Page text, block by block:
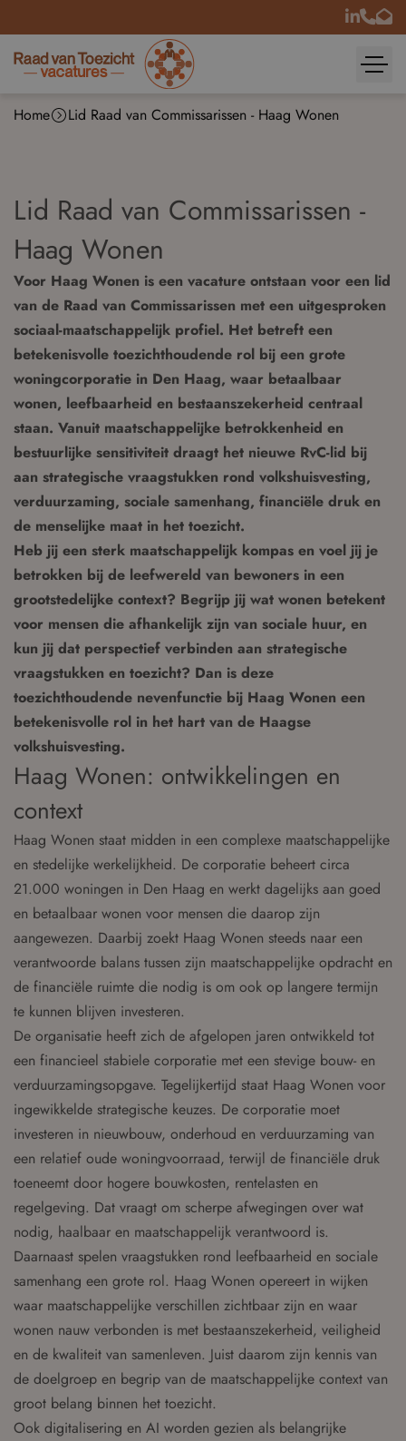
Home Lid Raad van Commissarissen - Haag Wonen
Lid Raad van Commissarissen -
Haag Wonen
Voor Haag Wonen is een vacature ontstaan voor een lid
van de Raad van Commissarissen met een uitgesproken
sociaal-maatschappelijk profiel. Het betreft een
betekenisvolle toezichthoudende rol bij een grote
woningcorporatie in Den Haag, waar betaalbaar
wonen, leefbaarheid en bestaanszekerheid centraal
staan. Vanuit maatschappelijke betrokkenheid en
bestuurlijke sensitiviteit draagt het nieuwe RvC-lid bij
aan strategische vraagstukken rond volkshuisvesting,
verduurzaming, sociale samenhang, financiële druk en
de menselijke maat in het toezicht.
Heb jij een sterk maatschappelijk kompas en voel jij je
betrokken bij de leefwereld van bewoners in een
grootstedelijke context? Begrijp jij wat wonen betekent
voor mensen die afhankelijk zijn van sociale huur, en
kun jij dat perspectief verbinden aan strategische
vraagstukken en toezicht? Dan is deze
toezichthoudende nevenfunctie bij Haag Wonen een
betekenisvolle rol in het hart van de Haagse
volkshuisvesting.
Haag Wonen: ontwikkelingen en
context
Haag Wonen staat midden in een complexe maatschappelijke
en stedelijke werkelijkheid. De corporatie beheert circa
21.000 woningen in Den Haag en werkt dagelijks aan goed
en betaalbaar wonen voor mensen die daarop zijn
aangewezen. Daarbij zoekt Haag Wonen steeds naar een
verantwoorde balans tussen zijn maatschappelijke opdracht en
de financiële ruimte die nodig is om ook op langere termijn
te kunnen blijven investeren.
De organisatie heeft zich de afgelopen jaren ontwikkeld tot
een financieel stabiele corporatie met een stevige bouw- en
verduurzamingsopgave. Tegelijkertijd staat Haag Wonen voor
ingewikkelde strategische keuzes. De corporatie moet
investeren in nieuwbouw, onderhoud en verduurzaming van
een relatief oude woningvoorraad, terwijl de financiële druk
toeneemt door hogere bouwkosten, rentelasten en
regelgeving. Dat vraagt om scherpe afwegingen over wat
nodig, haalbaar en maatschappelijk verantwoord is.
Daarnaast spelen vraagstukken rond leefbaarheid en sociale
samenhang een grote rol. Haag Wonen opereert in wijken
waar maatschappelijke verschillen zichtbaar zijn en waar
wonen nauw verbonden is met bestaanszekerheid, veiligheid
en de kwaliteit van samenleven. Juist daarom zijn kennis van
de doelgroep en begrip van de maatschappelijke context van
groot belang binnen het toezicht.
Ook digitalisering en AI worden gezien als belangrijke